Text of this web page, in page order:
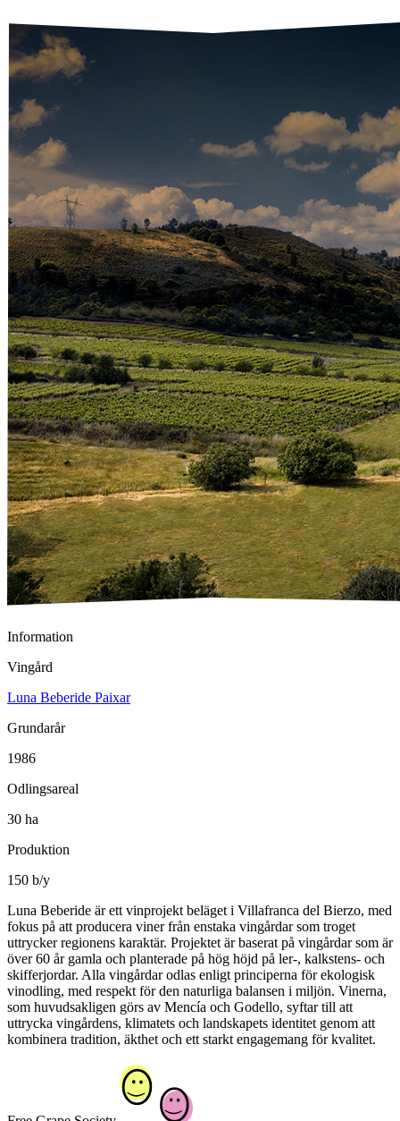
Information
Vingård
Luna Beberide Paixar
Grundarår
1986
Odlingsareal
30 ha
Produktion
150 b/y
Luna Beberide är ett vinprojekt beläget i Villafranca del Bierzo, med
fokus på att producera viner från enstaka vingårdar som troget
uttrycker regionens karaktär. Projektet är baserat på vingårdar som är
över 60 år gamla och planterade på hög höjd på ler-, kalkstens- och
skifferjordar. Alla vingårdar odlas enligt principerna för ekologisk
vinodling, med respekt för den naturliga balansen i miljön. Vinerna,
som huvudsakligen görs av Mencía och Godello, syftar till att
uttrycka vingårdens, klimatets och landskapets identitet genom att
kombinera tradition, äkthet och ett starkt engagemang för kvalitet.